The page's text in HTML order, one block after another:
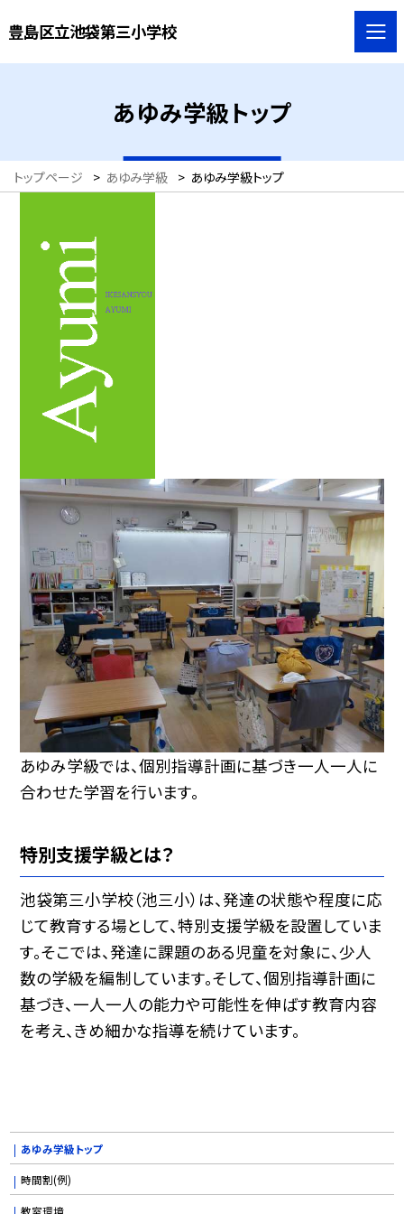
豊島区立池袋第三小学校
あゆみ学級トップ
トップページ > あゆみ学級 > あゆみ学級トップ
あゆみ学級では、個別指導計画に基づき一人一人に
合わせた学習を行います。
特別支援学級とは？
池袋第三小学校（池三小）は、発達の状態や程度に応
じて教育する場として、特別支援学級を設置していま
す。そこでは、発達に課題のある児童を対象に、少人
数の学級を編制しています。そして、個別指導計画に
基づき、一人一人の能力や可能性を伸ばす教育内容
を考え、きめ細かな指導を続けています。
あゆみ学級トップ
時間割(例)
教室環境